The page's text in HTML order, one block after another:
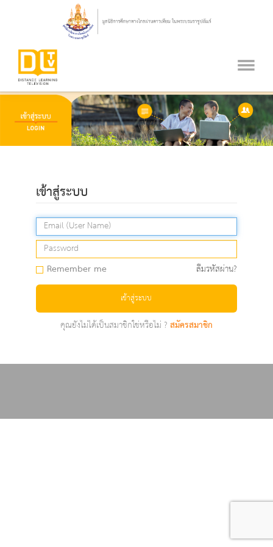
เข้าสู่ระบบ
Remember me ลืมรหัสผ่าน?
เข้าสู่ระบบ
คุณยังไม่ได้เป็นสมาชิกใช่หรือไม่ ?สมัครสมาชิก